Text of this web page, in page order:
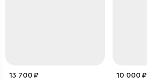
13 700 ₽ 10 000 ₽